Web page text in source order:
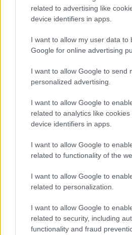
related to advertising like
device identifiers in apps.
I want to allow my user data to
Google for online advertising
I want to allow Google to send
personalized advertising.
I want to allow Google to
related to analytics like
device identifiers in apps.
I want to allow Google to
related to functionality of the
I want to allow Google to
related to personalization.
I want to allow Google to
related to security, including
functionality and fraud
átélem az életemet,
ezeket az
Szívből kívánjuk, hogy ha
méltóságban teszik.